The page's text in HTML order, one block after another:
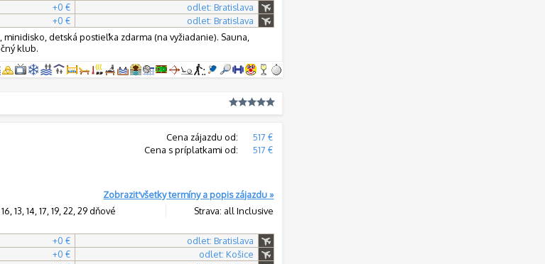
+0 €
odlet: Bratislava
+0 €
odlet: Bratislava
detská postieľka zdarma (na vyžiadanie). Sauna,
klub.
Cena zájazdu od:
517 €
Cena s príplatkami od:
517 €
Zobraziť všetky termíny a popis zájazdu »
13, 14, 17, 19, 22, 29 dňové
Strava: all Inclusive
+0 €
odlet: Bratislava
+0 €
odlet: Košice